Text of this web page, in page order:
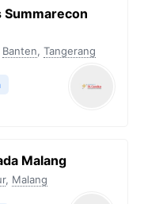
Summarecon
Banten, Tangerang
Malang
, Malang